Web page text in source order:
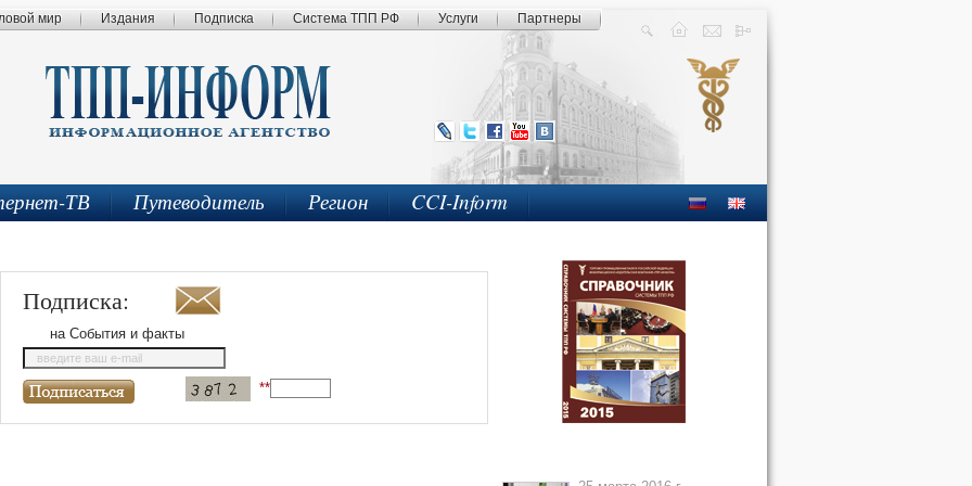
мир Издания Подписка Система ТПП РФ Услуги Партнеры
ТВ Путеводитель Регион CCI-Inform
Подписка:
на События и факты
введите ваш e-mail
**